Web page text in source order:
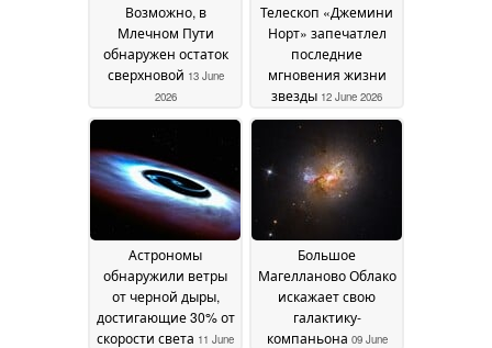
Возможно, в
Млечном Пути
обнаружен остаток
сверхновой 13 June
2026
Телескоп «Джемини
Норт» запечатлел
последние
мгновения жизни
звезды 12 June 2026
Астрономы
обнаружили ветры
от черной дыры,
достигающие 30% от
скорости света 11 June
Большое
Магелланово Облако
искажает свою
галактику-
компаньона 09 June